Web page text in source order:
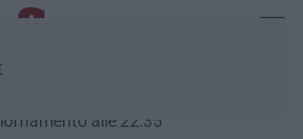
alle 22:35